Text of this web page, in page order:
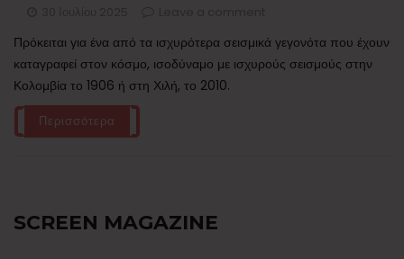
Πρόκειται για ένα από τα ισχυρότερα σεισμικά γεγονότα που έχουν
καταγραφεί στον κόσμο, ισοδύναμο με ισχυρούς σεισμούς στην
Κολομβία το 1906 ή στη Χιλή, το 2010.
Περισσότερα
SCREEN MAGAZINE